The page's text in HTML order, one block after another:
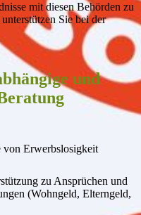
mit diesen Behörden zu
Sie bei der
und
von Erwerbslosigkeit
zu Ansprüchen und
(Wohngeld, Elterngeld,